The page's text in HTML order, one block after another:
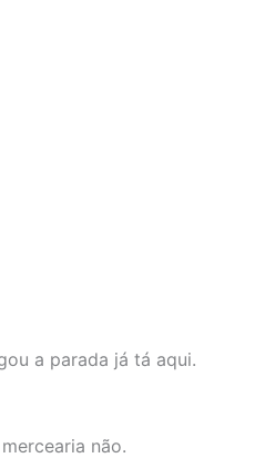
a parada já tá aqui.
não.